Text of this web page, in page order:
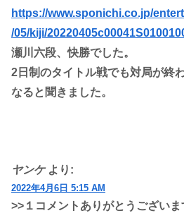
https://www.sponichi.co.jp/
/05/kiji/
瀬川六段、快勝でした。
2日制のタイトル戦でも対局が終
なると聞きました。
ヤンケ より:
2022年4月6日 5:15 AM
>>１コメントありがとうございま